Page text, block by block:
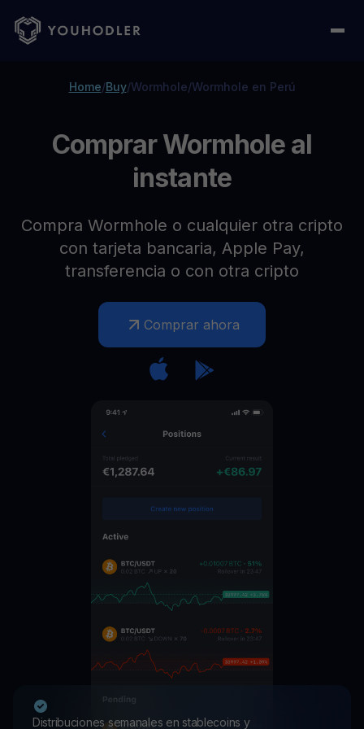
Home/Buy/Wormhole/Wormhole en Perú
Comprar Wormhole al
instante
Compra Wormhole o cualquier otra cripto
con tarjeta bancaria, Apple Pay,
transferencia o con otra cripto
Comprar ahora
Distribuciones semanales en stablecoins y